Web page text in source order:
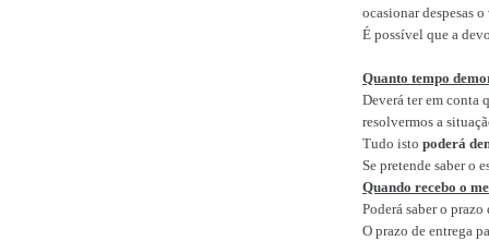
ocasionar despesas
É possível que a
Quanto tempo
Deverá ter em conta
resolvermos a
Tudo isto poderá
Se pretende saber o
Quando recebo o
Poderá saber o
O prazo de entrega